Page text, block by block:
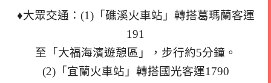
♦大眾交通：(1)「礁溪火車站」轉搭葛瑪蘭客運
191
至「大福海濱遊憩區」，步行約5分鐘。
(2)「宜蘭火車站」轉搭國光客運1790